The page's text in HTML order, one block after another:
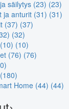
säilytys (23) (23)
ja anturit (31) (31)
(37) (37)
(32)
(10)
(76) (76)
(180)
Home (44) (44)